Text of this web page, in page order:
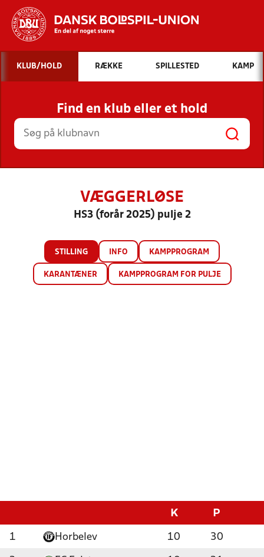
Hvad vil du søge efter?
INDHOLD OG NYHEDER
STILLINGER, RESULTATER, KLUBBER OG
HOLD
KLUB/HOLD RÆKKE SPILLESTED KAMP
Find en klub eller et hold
VÆGGERLØSE
HS3 (forår 2025) pulje 2
STILLING INFO KAMPPROGRAM
KARANTÆNER KAMPPROGRAM FOR PULJE
K P
1 Horbelev 10 30